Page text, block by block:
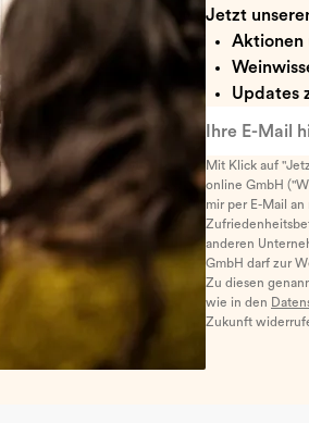
Jetzt
Aktionen
Updates
Mit Klick auf
online GmbH
mir per E-Mail
anderen
GmbH darf zur
Zu diesen
wie in den
Zukunft